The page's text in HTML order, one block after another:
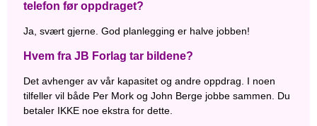
telefon før oppdraget?
Ja, svært gjerne. God planlegging er halve jobben!
Hvem fra JB Forlag tar bildene?
Det avhenger av vår kapasitet og andre oppdrag. I noen
tilfeller vil både Per Mork og John Berge jobbe sammen. Du
betaler IKKE noe ekstra for dette.